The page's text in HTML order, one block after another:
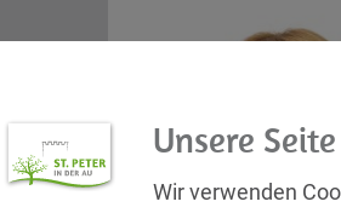
Unsere
Wir verwenden